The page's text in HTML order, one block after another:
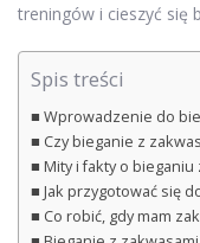
treningów i cieszyć się
Spis treści
Wprowadzenie do
Czy bieganie z
Mity i fakty o bieganiu
Jak przygotować się
Co robić, gdy mam